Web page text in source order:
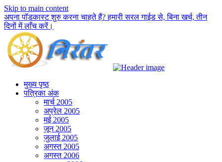
Skip to main content
अपना पॉडकास्ट शुरु करना चाहते हैं? हमारी सरल गाईड से, बिना खर्च, तीन
दिनों में लाँच करें।
मुख्य पृष्ठ
पत्रिका अंक
मार्च 2005
अप्रेल 2005
मई 2005
जून 2005
जुलाई 2005
अगस्त 2005
अगस्त 2006